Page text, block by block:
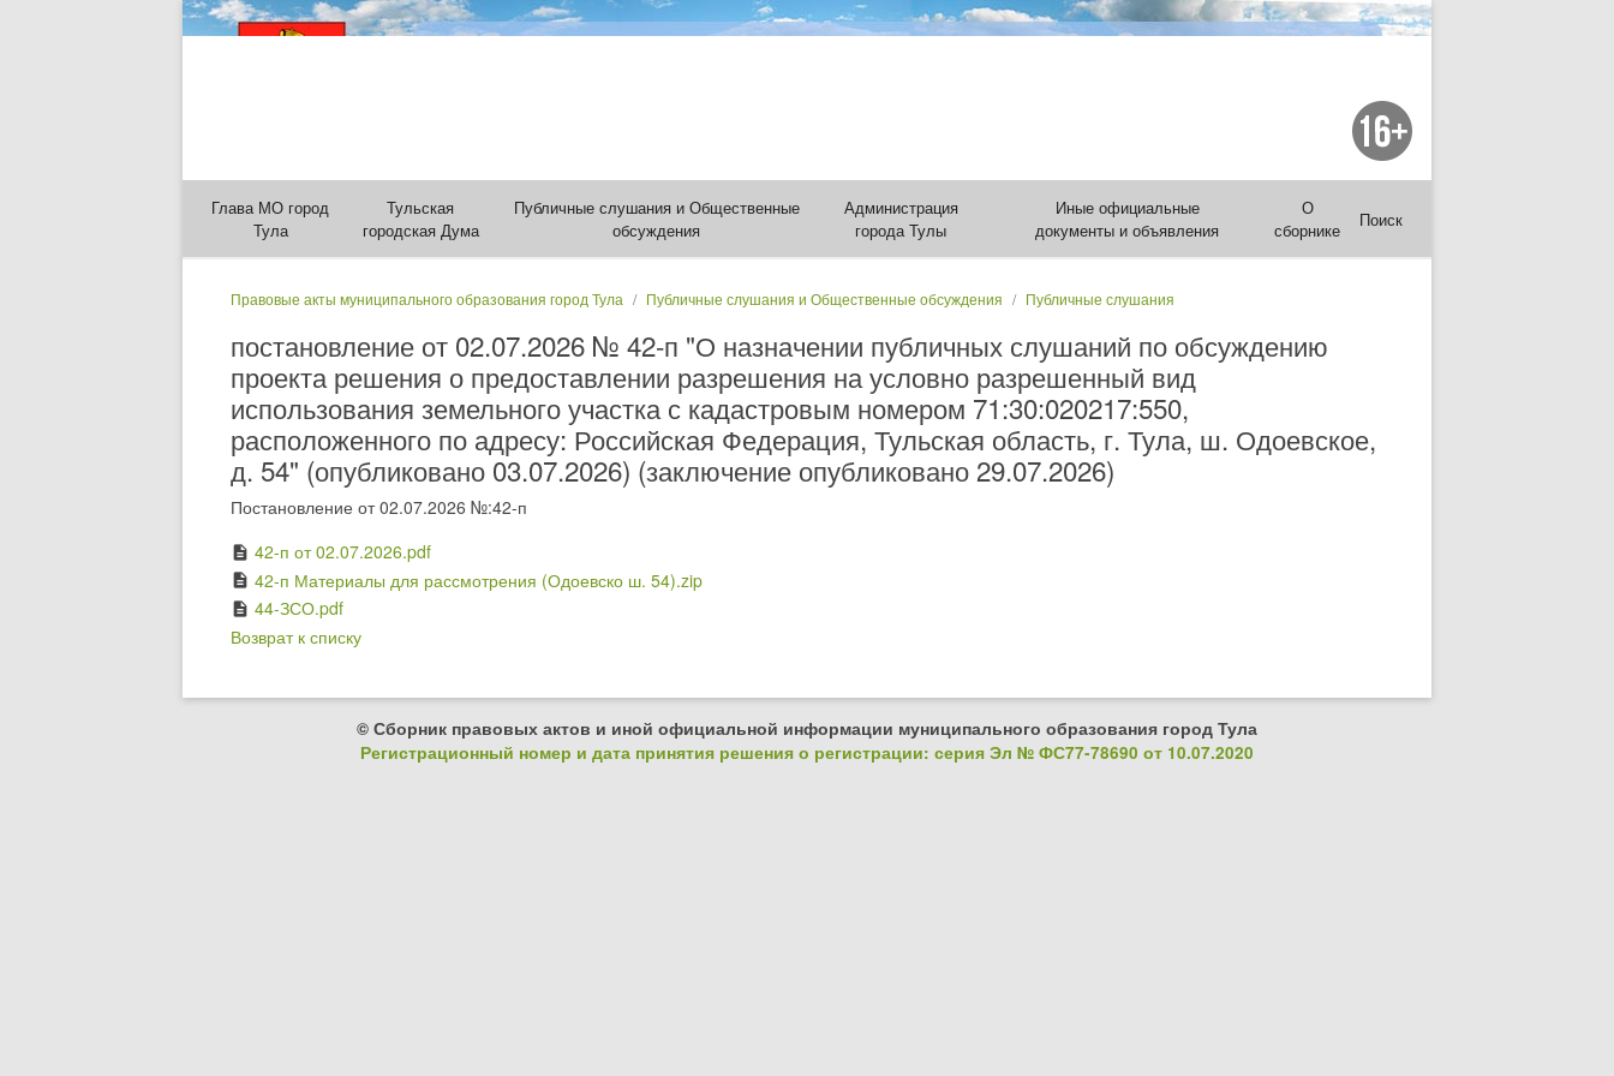
Глава МО город
Тула
Тульская
городская Дума
Публичные слушания и Общественные
обсуждения
Администрация
города Тулы
Иные официальные
документы и объявления
О
сборнике
Поиск
Правовые акты муниципального образования город Тула Публичные слушания и Общественные обсуждения Публичные слушания
постановление от 02.07.2026 № 42-п "О назначении публичных слушаний по обсуждению
проекта решения о предоставлении разрешения на условно разрешенный вид
использования земельного участка с кадастровым номером 71:30:020217:550,
расположенного по адресу: Российская Федерация, Тульская область, г. Тула, ш. Одоевское,
д. 54" (опубликовано 03.07.2026) (заключение опубликовано 29.07.2026)
Постановление от 02.07.2026 №:42-п
description 42-п от 02.07.2026.pdf
description 42-п Материалы для рассмотрения (Одоевско ш. 54).zip
description 44-ЗСО.pdf
Возврат к списку
© Сборник правовых актов и иной официальной информации муниципального образования город Тула
Регистрационный номер и дата принятия решения о регистрации: серия Эл № ФС77-78690 от 10.07.2020